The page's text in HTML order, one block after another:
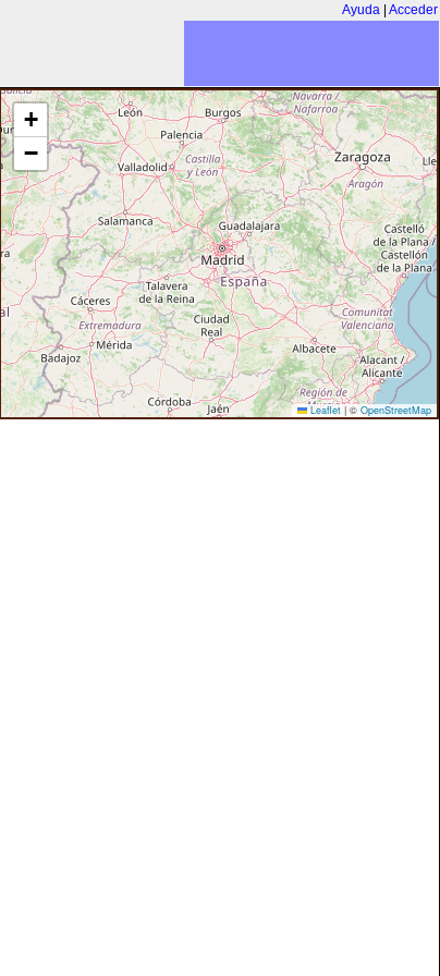
Ayuda Acceder
+
−
Leaflet | © OpenStreetMap